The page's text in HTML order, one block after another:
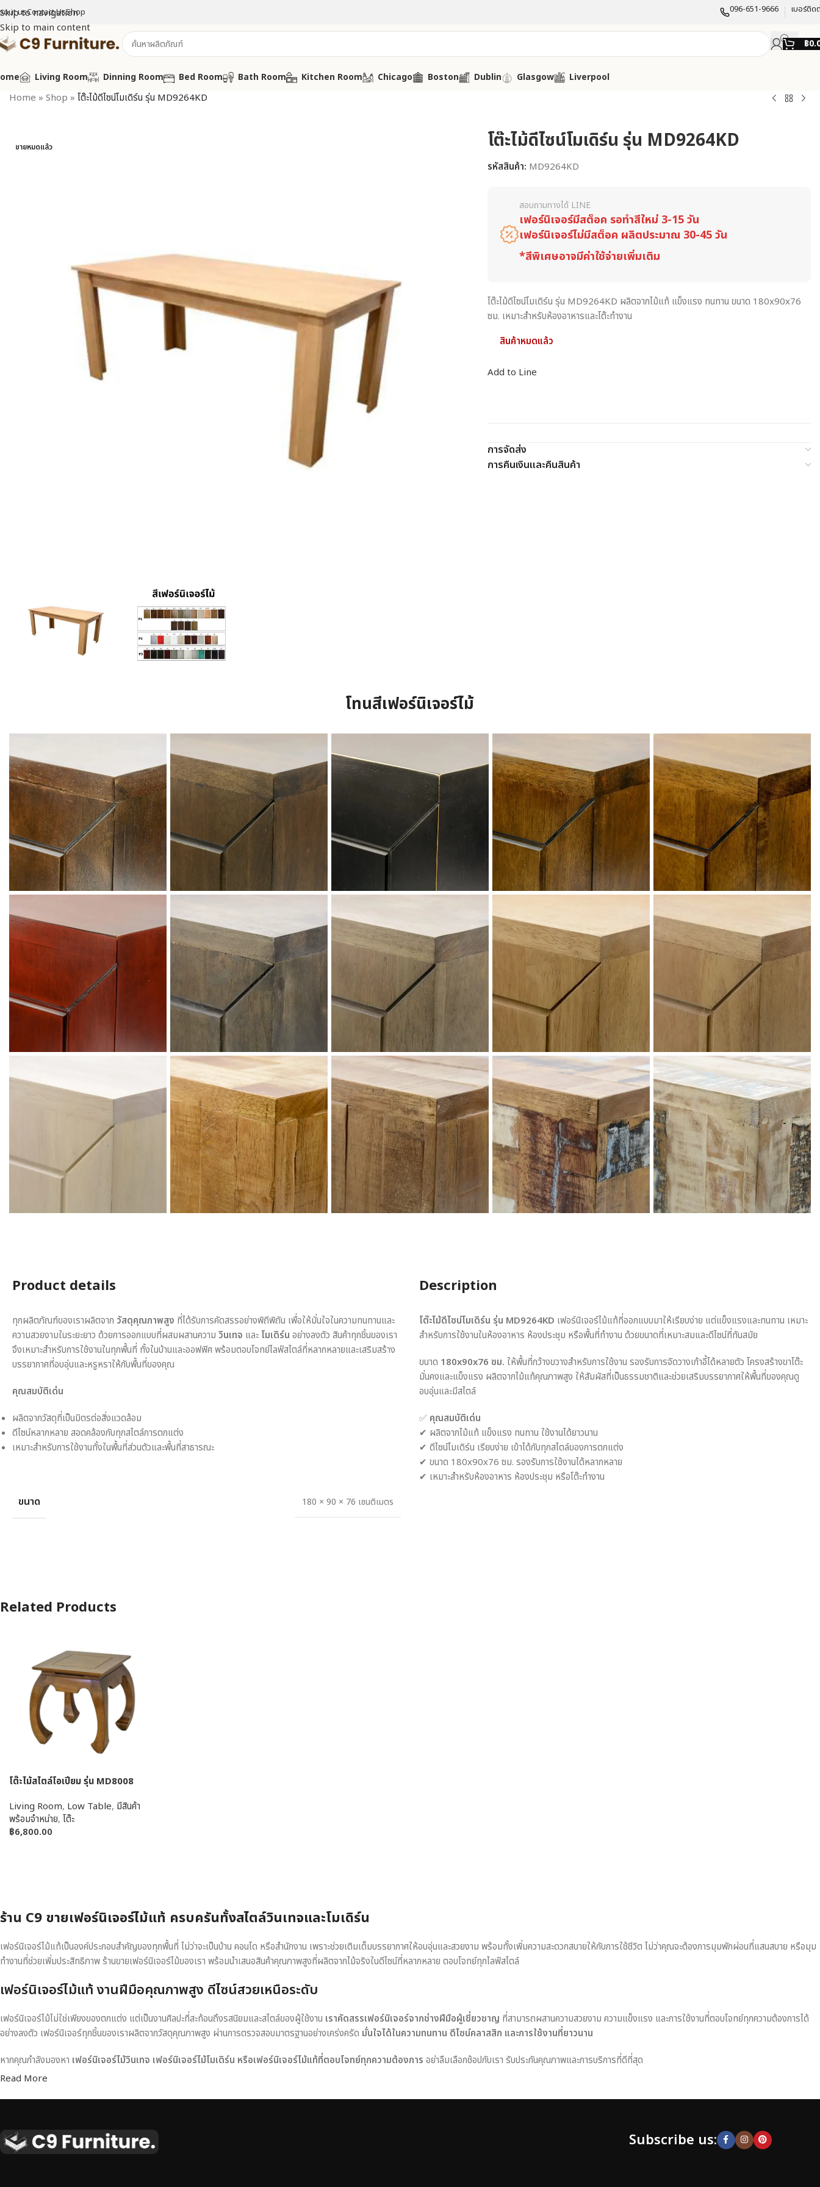
Skip to navigation
Skip to main content
usContact UsShop 096-651-9666 เบอร์ติด
฿
Living Room Dinning Room Bed Room Bath Room Kitchen Room Chicago Boston Dublin Glasgow Liverpool
Home » Shop » โต๊ะไม้ดีไซน์โมเดิร์น รุ่น MD9264KD
ขายหมดแล้ว โต๊ะไม้ดีไซน์โมเดิร์น รุ่น MD9264KD
รหัสสินค้า: MD9264KD
สอบถามทางได้ LINE
เฟอร์นิเจอร์มีสต็อค รอทำสีใหม่ 3-15 วัน
เฟอร์นิเจอร์ไม่มีสต็อค ผลิตประมาณ 30-45 วัน
*สีพิเศษอาจมีค่าใช้จ่ายเพิ่มเติม
โต๊ะไม้ดีไซน์โมเดิร์น รุ่น MD9264KD ผลิตจากไม้แท้ แข็งแรง ทนทาน ขนาด 180x90x76
ซม. เหมาะสำหรับห้องอาหารและโต๊ะทำงาน
สินค้าหมดแล้ว
Add to Line
การจัดส่ง
การคืนเงินและคืนสินค้า
โทนสีเฟอร์นิเจอร์ไม้
Product details
ทุกผลิตภัณฑ์ของเราผลิตจาก วัสดุคุณภาพสูง ที่ได้รับการคัดสรรอย่างพิถีพิถัน เพื่อให้มั่นใจในความทนทานและ
ความสวยงามในระยะยาว ด้วยการออกแบบที่ผสมผสานความ วินเทจ และ โมเดิร์น อย่างลงตัว สินค้าทุกชิ้นของเรา
จึงเหมาะสำหรับการใช้งานในทุกพื้นที่ ทั้งในบ้านและออฟฟิศ พร้อมตอบโจทย์ไลฟ์สไตล์ที่หลากหลายและเสริมสร้าง
บรรยากาศที่อบอุ่นและหรูหราให้กับพื้นที่ของคุณ
คุณสมบัติเด่น
ผลิตจากวัสดุที่เป็นมิตรต่อสิ่งแวดล้อม
ดีไซน์หลากหลาย สอดคล้องกับทุกสไตล์การตกแต่ง
เหมาะสำหรับการใช้งานทั้งในพื้นที่ส่วนตัวและพื้นที่สาธารณะ
ขนาด 180 × 90 × 76 เซนติเมตร
Description
โต๊ะไม้ดีไซน์โมเดิร์น รุ่น MD9264KD เฟอร์นิเจอร์ไม้แท้ที่ออกแบบมาให้เรียบง่าย แต่แข็งแรงและทนทาน เหมาะ
สำหรับการใช้งานในห้องอาหาร ห้องประชุม หรือพื้นที่ทำงาน ด้วยขนาดที่เหมาะสมและดีไซน์ที่ทันสมัย
ขนาด 180x90x76 ซม. ให้พื้นที่กว้างขวางสำหรับการใช้งาน รองรับการจัดวางเก้าอี้ได้หลายตัว โครงสร้างขาโต๊ะ
มั่นคงและแข็งแรง ผลิตจากไม้แท้คุณภาพสูง ให้สัมผัสที่เป็นธรรมชาติและช่วยเสริมบรรยากาศให้พื้นที่ของคุณดู
อบอุ่นและมีสไตล์
✅ คุณสมบัติเด่น
✔ ผลิตจากไม้แท้ แข็งแรง ทนทาน ใช้งานได้ยาวนาน
✔ ดีไซน์โมเดิร์น เรียบง่าย เข้าได้กับทุกสไตล์ของการตกแต่ง
✔ ขนาด 180x90x76 ซม. รองรับการใช้งานได้หลากหลาย
✔ เหมาะสำหรับห้องอาหาร ห้องประชุม หรือโต๊ะทำงาน
Related Products
โต๊ะไม้สไตล์โอเปียม รุ่น MD8008
Living Room, Low Table, มีสินค้า
พร้อมจำหน่าย, โต๊ะ
฿6,800.00
ร้าน C9 ขายเฟอร์นิเจอร์ไม้แท้ ครบครันทั้งสไตล์วินเทจและโมเดิร์น
เฟอร์นิเจอร์ไม้แท้เป็นองค์ประกอบสำคัญของทุกพื้นที่ ไม่ว่าจะเป็นบ้าน คอนโด หรือสำนักงาน เพราะช่วยเติมเต็มบรรยากาศให้อบอุ่นและสวยงาม พร้อมทั้งเพิ่มความสะดวกสบายให้กับการใช้ชีวิต ไม่ว่าคุณจะต้องการมุมพักผ่อนที่แสนสบาย หรือมุม
ทำงานที่ช่วยเพิ่มประสิทธิภาพ ร้านขายเฟอร์นิเจอร์ไม้ของเรา พร้อมนำเสนอสินค้าคุณภาพสูงที่ผลิตจากไม้จริงในดีไซน์ที่หลากหลาย ตอบโจทย์ทุกไลฟ์สไตล์
เฟอร์นิเจอร์ไม้แท้ งานฝีมือคุณภาพสูง ดีไซน์สวยเหนือระดับ
เฟอร์นิเจอร์ไม้ไม่ใช่เพียงของตกแต่ง แต่เป็นงานศิลปะที่สะท้อนถึงรสนิยมและสไตล์ของผู้ใช้งาน เราคัดสรรเฟอร์นิเจอร์จากช่างฝีมือผู้เชี่ยวชาญ ที่สามารถผสานความสวยงาม ความแข็งแรง และการใช้งานที่ตอบโจทย์ทุกความต้องการได้
อย่างลงตัว เฟอร์นิเจอร์ทุกชิ้นของเราผลิตจากวัสดุคุณภาพสูง ผ่านการตรวจสอบมาตรฐานอย่างเคร่งครัด มั่นใจได้ในความทนทาน ดีไซน์คลาสสิก และการใช้งานที่ยาวนาน
หากคุณกำลังมองหา เฟอร์นิเจอร์ไม้วินเทจ เฟอร์นิเจอร์ไม้โมเดิร์น หรือเฟอร์นิเจอร์ไม้แท้ที่ตอบโจทย์ทุกความต้องการ อย่าลืมเลือกช้อปกับเรา รับประกันคุณภาพและการบริการที่ดีที่สุด
Read More
Subscribe us: